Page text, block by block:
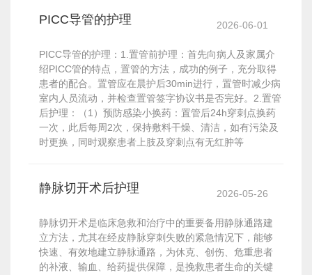
PICC导管的护理 2026-06-01
PICC导管的护理：1.置管前护理：首先向病人及家属介
绍PICC管的特点，置管的方法，成功的例子，充分取得
患者的配合。置管应在晨护后30min进行，置管时减少病
室内人员流动，并检查置管签字协议书是否完好。2.置管
后护理：（1）预防感染小换药：置管后24h穿刺点换药
一次，此后每周2次，保持敷料干燥、清洁，如有污染及
时更换，同时观察患者上肢及穿刺点有无红肿等
静脉切开术后护理 2026-05-26
静脉切开术是临床急救和治疗中的重要备用静脉通路建
立方法，尤其在经皮静脉穿刺失败的紧急情况下，能够
快速、有效地建立静脉通路，为休克、创伤、危重患者
的补液、输血、给药提供保障，是挽救患者生命的关键